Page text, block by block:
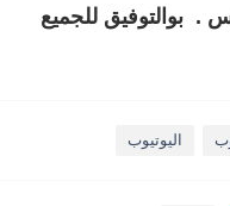
. بوالتوفيق للجميع
اليوتيوب